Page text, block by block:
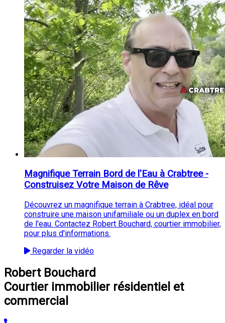
Magnifique Terrain Bord de l'Eau à Crabtree -
Construisez Votre Maison de Rêve
Découvrez un magnifique terrain à Crabtree, idéal pour
construire une maison unifamiliale ou un duplex en bord
de l'eau. Contactez Robert Bouchard, courtier immobilier,
pour plus d'informations.
Regarder la vidéo
Robert Bouchard
Courtier immobilier résidentiel et
commercial